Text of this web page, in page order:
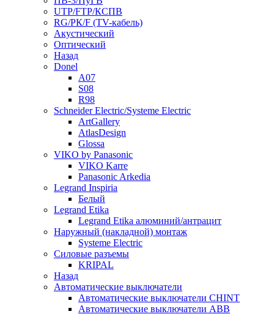
UTP/FTP/КСПВ
RG/РК/F (TV-кабель)
Акустический
Оптический
Назад
Donel
A07
S08
R98
Schneider Electric/Systeme Electric
ArtGallery
AtlasDesign
Glossa
VIKO by Panasonic
VIKO Karre
Panasonic Arkedia
Legrand Inspiria
Белый
Legrand Etika
Legrand Etika алюминий/антрацит
Наружный (накладной) монтаж
Systeme Electric
Силовые разъемы
KRIPAL
Назад
Автоматические выключатели
Автоматические выключатели CHINT
Автоматические выключатели ABB